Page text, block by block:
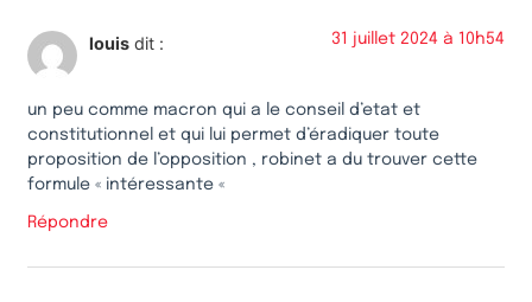
louis dit : 31 juillet 2024 à 10h54
un peu comme macron qui a le conseil d’etat et
constitutionnel et qui lui permet d’éradiquer toute
proposition de l’opposition , robinet a du trouver cette
formule « intéressante «
Répondre